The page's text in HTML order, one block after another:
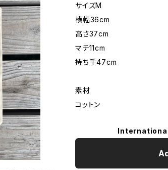
サイズM
横幅36cm
高さ37cm
マチ11cm
持ち手47cm
素材
コットン